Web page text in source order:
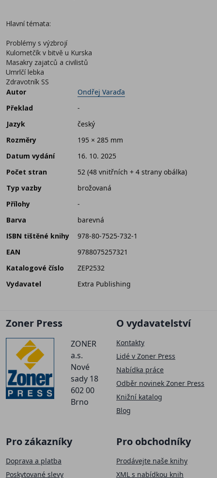
Hlavní témata:
Problémy s výzbrojí
Kulometčík v bitvě u Kurska
Masakry zajatců a civilistů
Umrlčí lebka
Zdravotník SS
Autor
Ondřej Varaďa
Překlad
-
Jazyk
český
Rozměry
195 × 285 mm
Datum vydání
16. 10. 2025
Počet stran
52 (48 vnitřních + 4 strany obálka)
Typ vazby
brožovaná
Přílohy
-
Barva
barevná
ISBN tištěné knihy
978-80-7525-732-1
EAN
9788075257321
Katalogové číslo
ZEP2532
Vydavatel
Extra Publishing
Zoner Press
ZONER
a.s.
Nové
sady 18
602 00
Brno
O vydavatelství
Kontakty
Lidé v Zoner Press
Nabídka práce
Odběr novinek Zoner Press
Knižní katalog
Blog
Pro zákazníky
Doprava a platba
Poskytované slevy
Pro obchodníky
Prodávejte naše knihy
XML s nabídkou knih